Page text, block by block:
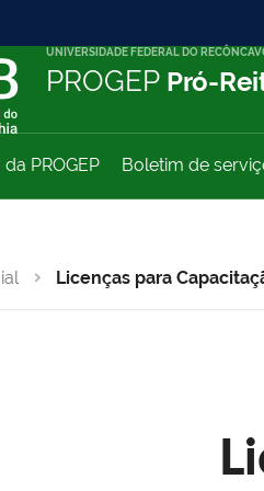
UNIVERSIDADE FEDERAL DO
PROGEP Pró-
PROGEP Boletim de
Licenças para